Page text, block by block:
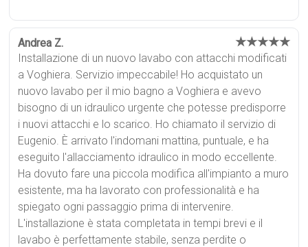
Andrea Z. ★★★★★
Installazione di un nuovo lavabo con attacchi modificati
a Voghiera. Servizio impeccabile! Ho acquistato un
nuovo lavabo per il mio bagno a Voghiera e avevo
bisogno di un idraulico urgente che potesse predisporre
i nuovi attacchi e lo scarico. Ho chiamato il servizio di
Eugenio. È arrivato l'indomani mattina, puntuale, e ha
eseguito l'allacciamento idraulico in modo eccellente.
Ha dovuto fare una piccola modifica all'impianto a muro
esistente, ma ha lavorato con professionalità e ha
spiegato ogni passaggio prima di intervenire.
L'installazione è stata completata in tempi brevi e il
lavabo è perfettamente stabile, senza perdite o